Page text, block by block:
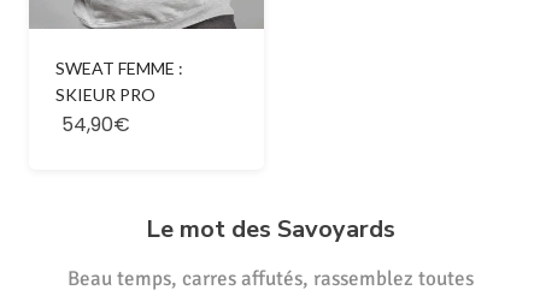
SWEAT FEMME :
SKIEUR PRO
54,90€
Le mot des Savoyards
Beau temps, carres affutés, rassemblez toutes